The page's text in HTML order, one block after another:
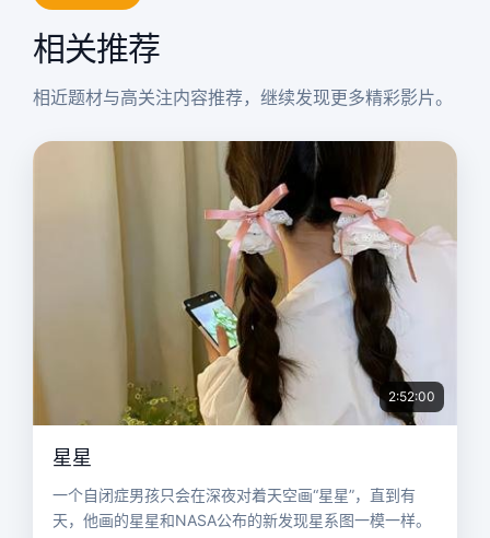
相关推荐
相近题材与高关注内容推荐，继续发现更多精彩影片。
2:52:00
星星
一个自闭症男孩只会在深夜对着天空画“星星”，直到有
天，他画的星星和NASA公布的新发现星系图一模一样。